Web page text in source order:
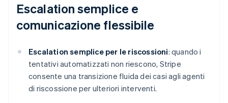
Escalation semplice e
comunicazione flessibile
Escalation semplice per le riscossioni: quando i
tentativi automatizzati non riescono, Stripe
consente una transizione fluida dei casi agli agenti
di riscossione per ulteriori interventi.